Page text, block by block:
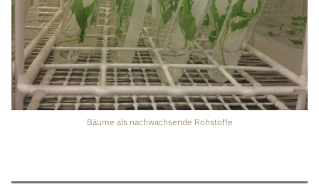
Bäume als nachwachsende Rohstoffe